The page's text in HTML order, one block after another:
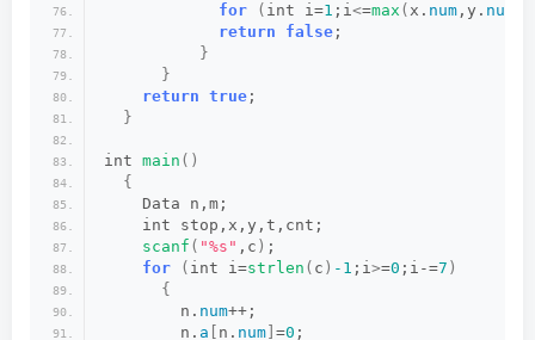
for
( int i=1 ;i<=max ( x. num ,y. num
return
false ;
}
}
return true ;
}
int main ()
{
    Data n,m;
    int stop,x,y,t,cnt;
scanf ( "%s" ,c ) ;
for
( int i=strlen ( c ) -1 ;i>=0 ;i-=7 )
{
        n.
num++;
        n.
a n. num =0 ;